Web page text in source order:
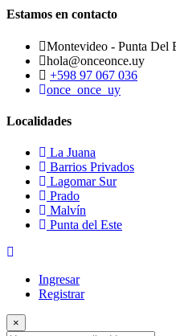
Estamos en contacto
Montevideo - Punta Del
hola@onceonce.uy
+598 97 067 036
once_once_uy
Localidades
La Juana
Barrios Privados
Lagomar Sur
Prado
Malvín
Punta del Este
Ingresar
Registrar
×